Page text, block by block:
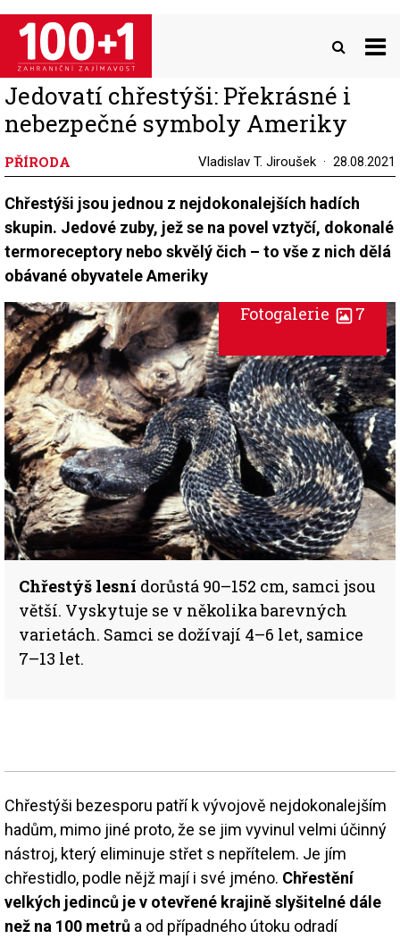
Přejít
hlavnímu
obsahu
Jedovatí chřestýši: Překrásné i
nebezpečné symboly Ameriky
PŘÍRODA Vladislav T. Jiroušek 28.08.2021
Chřestýši jsou jednou z nejdokonalejších hadích
skupin. Jedové zuby, jež se na povel vztyčí, dokonalé
termoreceptory nebo skvělý čich – to vše z nich dělá
obávané obyvatele Ameriky
Chřestýš lesní dorůstá 90–152 cm, samci jsou
větší. Vyskytuje se v několika barevných
varietách. Samci se dožívají 4–6 let, samice
7–13 let.
Fotogalerie 7
Chřestýši bezesporu patří k vývojově nejdokonalejším
hadům, mimo jiné proto, že se jim vyvinul velmi účinný
nástroj, který eliminuje střet s nepřítelem. Je jím
chřestidlo, podle nějž mají i své jméno. Chřestění
velkých jedinců je v otevřené krajině slyšitelné dále
než na 100 metrů a od případného útoku odradí